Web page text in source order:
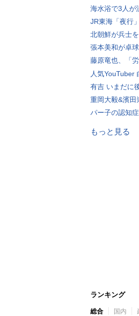
海水浴で3人が
JR東海「夜行
北朝鮮が兵士
張本美和が卓
藤原竜也、「
人気YouTuber
有吉 いまだに
重岡大毅&濱田
パー子の認知
もっと見る
ランキング
総合 国内